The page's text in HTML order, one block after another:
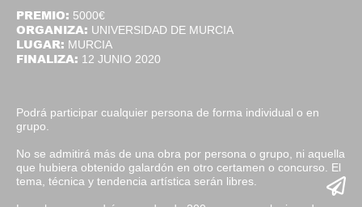
PREMIO: 5000€
ORGANIZA: UNIVERSIDAD DE MURCIA
LUGAR: MURCIA
FINALIZA: 12 JUNIO 2020
Podrá participar cualquier persona de forma individual o en
grupo.
No se admitirá más de una obra por persona o grupo, ni aquella
que hubiera obtenido galardón en otro certamen o concurso. El
tema, técnica y tendencia artística serán libres.